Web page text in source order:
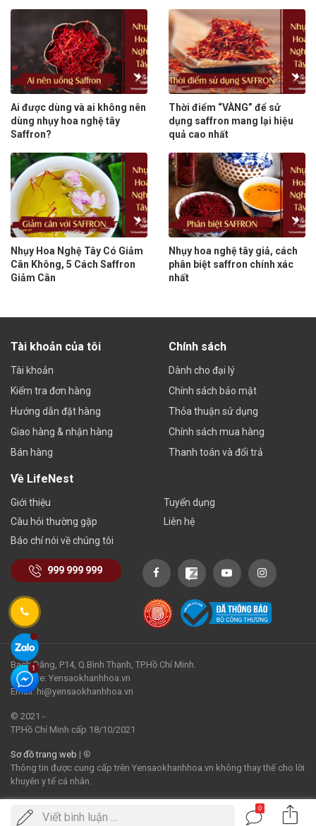
Ai được dùng và ai không nên
dùng nhụy hoa nghệ tây
Saffron?
Thời điểm “VÀNG” để sử
dụng saffron mang lại hiệu
quả cao nhất
Nhụy Hoa Nghệ Tây Có Giảm
Cân Không, 5 Cách Saffron
Giảm Cân
Nhụy hoa nghệ tây giả, cách
phân biệt saffron chính xác
nhất
Tài khoản của tôi
Tài khoản
Kiểm tra đơn hàng
Hướng dẫn đặt hàng
Giao hàng & nhận hàng
Bán hàng
Chính sách
Dành cho đại lý
Chính sách bảo mật
Thỏa thuận sử dụng
Chính sách mua hàng
Thanh toán và đổi trả
Về LifeNest
Giới thiệu
Câu hỏi thường gặp
Báo chí nói về chúng tôi
Tuyển dụng
Liên hệ
999 999 999
Bạch Đằng, P14, Q.Bình Thạnh, TP.Hồ Chí Minh.
Website: Yensaokhanhhoa.vn
Email: hi@yensaokhanhhoa.vn
© 2021 -
TP.Hồ Chí Minh cấp 18/10/2021
Sơ đồ trang web | ®
Thông tin được cung cấp trên Yensaokhanhhoa.vn không thay thế cho lời
khuyên y tế cá nhân.
Viết bình luận ...
0